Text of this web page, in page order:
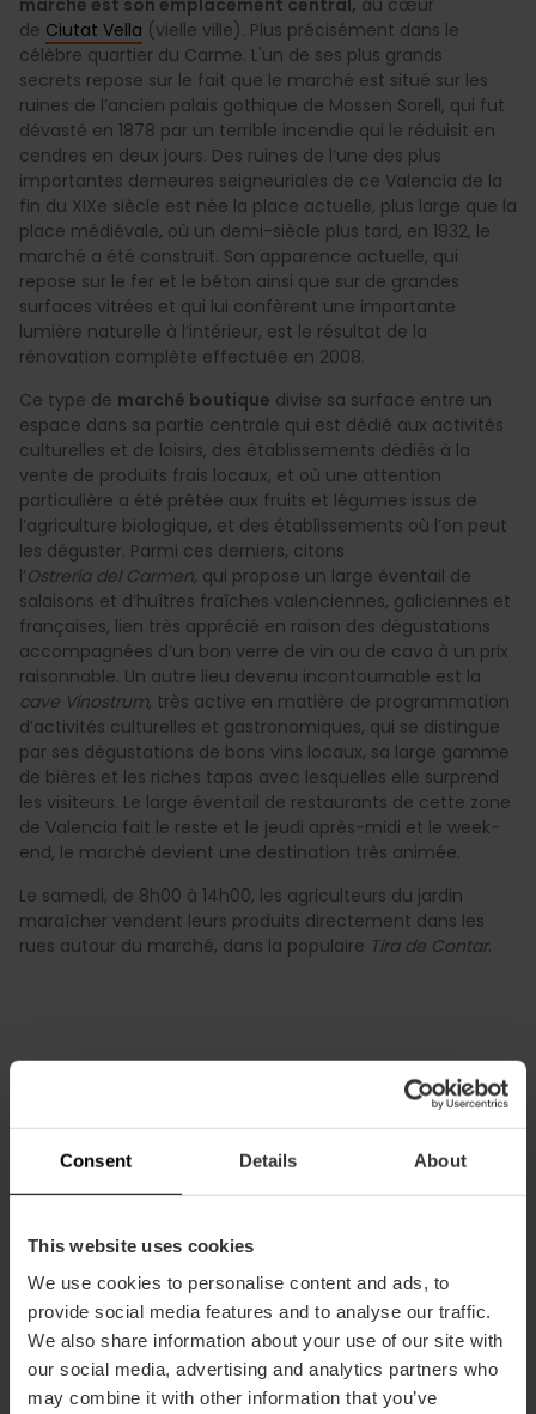
Consent Details About
This website uses cookies
We use cookies to personalise content and ads, to
provide social media features and to analyse our traffic.
We also share information about your use of our site with
our social media, advertising and analytics partners who
may combine it with other information that you’ve
marché est son emplacement central, au cœur
de Ciutat Vella (vielle ville). Plus précisément dans le
célèbre quartier du Carme. L'un de ses plus grands
secrets repose sur le fait que le marché est situé sur les
ruines de l’ancien palais gothique de Mossen Sorell, qui fut
dévasté en 1878 par un terrible incendie qui le réduisit en
cendres en deux jours. Des ruines de l’une des plus
importantes demeures seigneuriales de ce Valencia de la
fin du XIXe siècle est née la place actuelle, plus large que la
place médiévale, où un demi-siècle plus tard, en 1932, le
marché a été construit. Son apparence actuelle, qui
repose sur le fer et le béton ainsi que sur de grandes
surfaces vitrées et qui lui confèrent une importante
lumière naturelle à l’intérieur, est le résultat de la
rénovation complète effectuée en 2008.
Ce type de marché boutique divise sa surface entre un
espace dans sa partie centrale qui est dédié aux activités
culturelles et de loisirs, des établissements dédiés à la
vente de produits frais locaux, et où une attention
particulière a été prêtée aux fruits et légumes issus de
l’agriculture biologique, et des établissements où l’on peut
les déguster. Parmi ces derniers, citons
l’Ostrería del Carmen, qui propose un large éventail de
salaisons et d’huîtres fraîches valenciennes, galiciennes et
françaises, lien très apprécié en raison des dégustations
accompagnées d’un bon verre de vin ou de cava à un prix
raisonnable. Un autre lieu devenu incontournable est la
cave Vinostrum, très active en matière de programmation
d’activités culturelles et gastronomiques, qui se distingue
par ses dégustations de bons vins locaux, sa large gamme
de bières et les riches tapas avec lesquelles elle surprend
les visiteurs. Le large éventail de restaurants de cette zone
de Valencia fait le reste et le jeudi après-midi et le week-
end, le marché devient une destination très animée.
Le samedi, de 8h00 à 14h00, les agriculteurs du jardin
maraîcher vendent leurs produits directement dans les
rues autour du marché, dans la populaire Tira de Contar.
Horaires d'ouverture
Lundi, Mardi, Mercredi, Jeudi, Vendredi, Samedi
08:00 - 15:00
Jeudi, Vendredi
17:00 - 20:30